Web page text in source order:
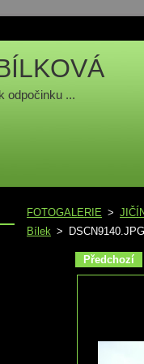
odpočinku ...
FOTOGALERIE >
Bílek > DSCN9140.JPG
Předchozí